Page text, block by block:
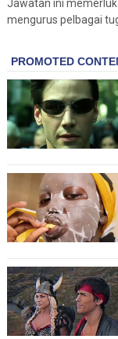
Jawatan ini
mengurus pelbagai